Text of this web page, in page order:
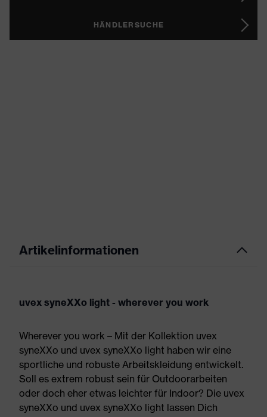
HÄNDLERSUCHE
Artikelinformationen
uvex syneXXo light - wherever you work
Wherever you work – Mit der Kollektion uvex
syneXXo und uvex syneXXo light haben wir eine
sportliche und robuste Arbeitskleidung entwickelt.
Soll es extrem robust sein für Outdoorarbeiten
oder doch eher etwas leichter für Indoor? Die uvex
syneXXo und uvex syneXXo light lassen Dich